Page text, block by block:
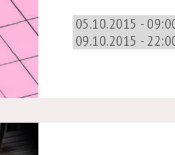
05.10.2015 -
09.10.2015 -